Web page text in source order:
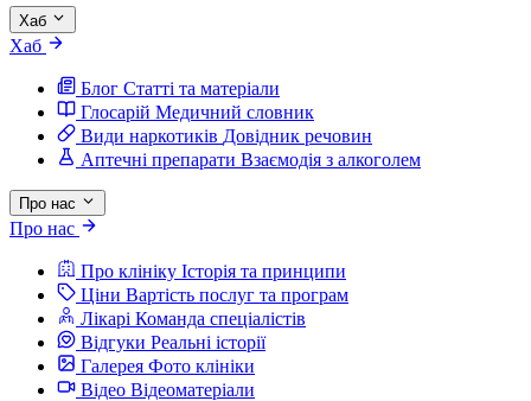
Хаб
Хаб
Блог Статті та матеріали
Глосарій Медичний словник
Види наркотиків Довідник речовин
Аптечні препарати Взаємодія з алкоголем
Про нас
Про нас
Про клініку Історія та принципи
Ціни Вартість послуг та програм
Лікарі Команда спеціалістів
Відгуки Реальні історії
Галерея Фото клініки
Відео Відеоматеріали